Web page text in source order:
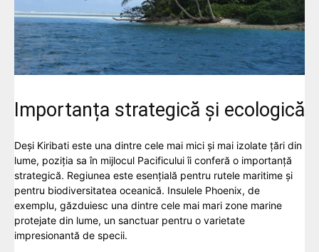
Importanța strategică și ecologică
Deși Kiribati este una dintre cele mai mici și mai izolate țări din
lume, poziția sa în mijlocul Pacificului îi conferă o importanță
strategică. Regiunea este esențială pentru rutele maritime și
pentru biodiversitatea oceanică. Insulele Phoenix, de
exemplu, găzduiesc una dintre cele mai mari zone marine
protejate din lume, un sanctuar pentru o varietate
impresionantă de specii.